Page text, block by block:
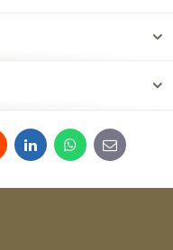
LinkedInWhatsApp
E-
mail